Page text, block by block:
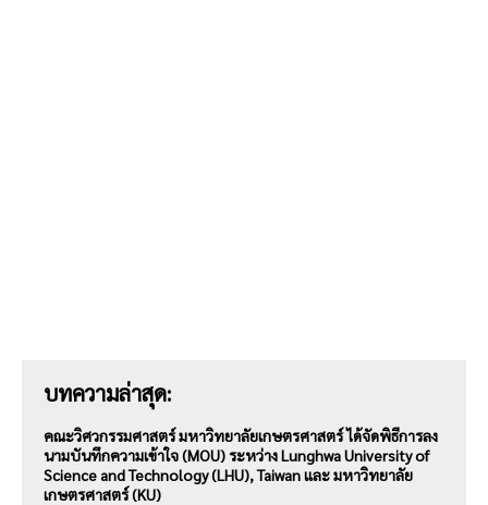
บทความล่าสุด:
คณะวิศวกรรมศาสตร์ มหาวิทยาลัยเกษตรศาสตร์ ได้จัดพิธีการลง
นามบันทึกความเข้าใจ (MOU) ระหว่าง Lunghwa University of
Science and Technology (LHU), Taiwan และ มหาวิทยาลัย
เกษตรศาสตร์ (KU)